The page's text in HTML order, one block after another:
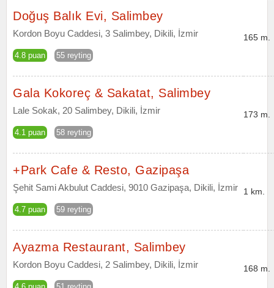
Doğuş Balık Evi, Salimbey
Kordon Boyu Caddesi, 3 Salimbey, Dikili, İzmir
4.8 puan 55 reyting
165 m.
Gala Kokoreç & Sakatat, Salimbey
Lale Sokak, 20 Salimbey, Dikili, İzmir
4.1 puan 58 reyting
173 m.
+Park Cafe & Resto, Gazipaşa
Şehit Sami Akbulut Caddesi, 9010 Gazipaşa, Dikili, İzmir
4.7 puan 59 reyting
1 km.
Ayazma Restaurant, Salimbey
Kordon Boyu Caddesi, 2 Salimbey, Dikili, İzmir 168 m.